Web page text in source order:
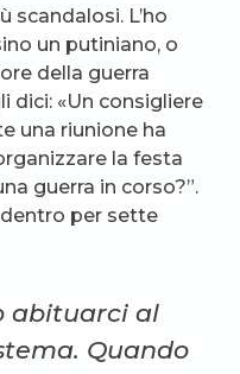
scandalosi. L’ho
un putiniano, o
della guerra
dici: «Un consigliere
una riunione ha
la festa
guerra in corso?”.
per sette
abituarci al
Quando